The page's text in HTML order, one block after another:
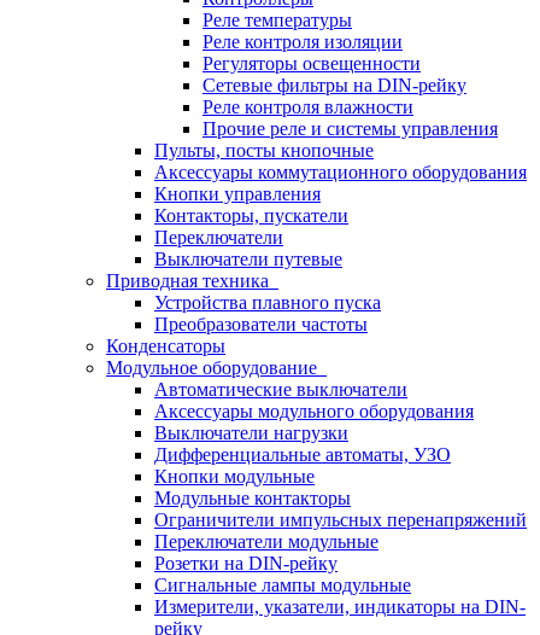
Реле температуры
Реле контроля изоляции
Регуляторы освещенности
Сетевые фильтры на DIN-рейку
Реле контроля влажности
Прочие реле и системы управления
Пульты, посты кнопочные
Аксессуары коммутационного оборудования
Кнопки управления
Контакторы, пускатели
Переключатели
Выключатели путевые
Приводная техника
Устройства плавного пуска
Преобразователи частоты
Конденсаторы
Модульное оборудование
Автоматические выключатели
Аксессуары модульного оборудования
Выключатели нагрузки
Дифференциальные автоматы, УЗО
Кнопки модульные
Модульные контакторы
Ограничители импульсных перенапряжений
Переключатели модульные
Розетки на DIN-рейку
Сигнальные лампы модульные
Измерители, указатели, индикаторы на DIN-
рейку